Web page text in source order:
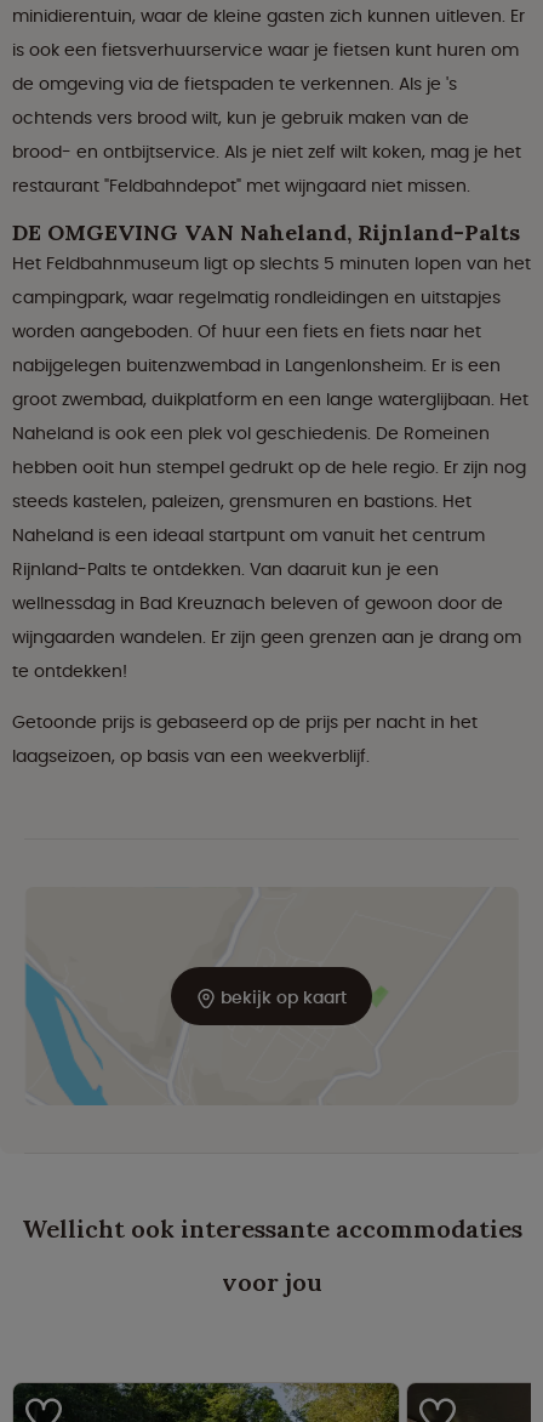
minidierentuin, waar de kleine gasten zich kunnen uitleven. Er
is ook een fietsverhuurservice waar je fietsen kunt huren om
de omgeving via de fietspaden te verkennen. Als je 's
ochtends vers brood wilt, kun je gebruik maken van de
brood- en ontbijtservice. Als je niet zelf wilt koken, mag je het
restaurant "Feldbahndepot" met wijngaard niet missen.
DE OMGEVING VAN Naheland, Rijnland-Palts
Het Feldbahnmuseum ligt op slechts 5 minuten lopen van het
campingpark, waar regelmatig rondleidingen en uitstapjes
worden aangeboden. Of huur een fiets en fiets naar het
nabijgelegen buitenzwembad in Langenlonsheim. Er is een
groot zwembad, duikplatform en een lange waterglijbaan. Het
Naheland is ook een plek vol geschiedenis. De Romeinen
hebben ooit hun stempel gedrukt op de hele regio. Er zijn nog
steeds kastelen, paleizen, grensmuren en bastions. Het
Naheland is een ideaal startpunt om vanuit het centrum
Rijnland-Palts te ontdekken. Van daaruit kun je een
wellnessdag in Bad Kreuznach beleven of gewoon door de
wijngaarden wandelen. Er zijn geen grenzen aan je drang om
te ontdekken!
Getoonde prijs is gebaseerd op de prijs per nacht in het
laagseizoen, op basis van een weekverblijf.
bekijk op kaart
Wellicht ook interessante accommodaties
voor jou